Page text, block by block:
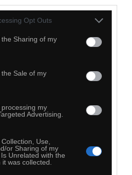
Opt Outs
Sharing of my
Sale of my
my
Advertising.
Use,
or Sharing of my
Unrelated with the
was collected.